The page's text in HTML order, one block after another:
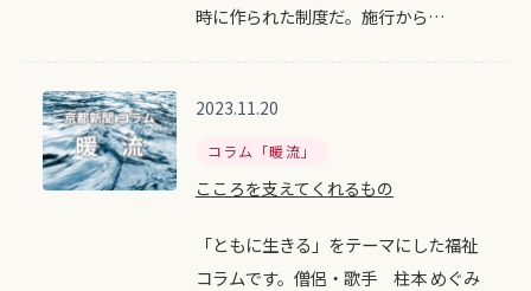
時に作られた制度だ。施行から…
2023.11.20
コラム「暖流」
こころを支えてくれるもの
「ともに生きる」をテーマにした福祉
コラムです。僧侶・歌手 柱本 めぐみ